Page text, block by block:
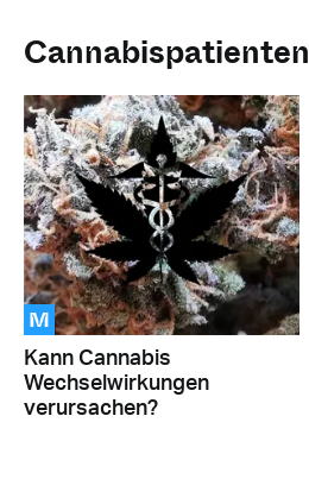
Cannabispatienten
M
Kann Cannabis
Wechselwirkungen
verursachen?